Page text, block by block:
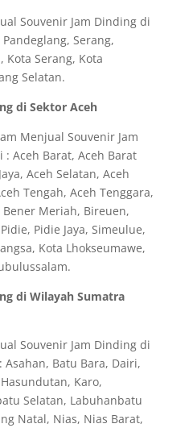
Souvenir Jam Dinding di
Serang,
Kota Serang, Kota
Selatan.
di Sektor Aceh
Menjual Souvenir Jam
Aceh Barat, Aceh Barat
Aceh Selatan, Aceh
Tengah, Aceh Tenggara,
Meriah, Bireuen,
Pidie Jaya, Simeulue,
Kota Lhokseumawe,
di Wilayah Sumatra
Souvenir Jam Dinding di
Batu Bara, Dairi,
Karo,
Selatan, Labuhanbatu
Natal, Nias, Nias Barat,